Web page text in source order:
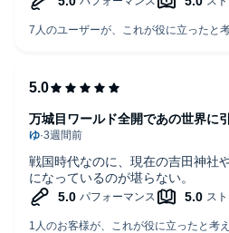
戦国時代なのに、現在の吉田神社
になっているのが堪らない。
万城目ワールド全開であの世界に